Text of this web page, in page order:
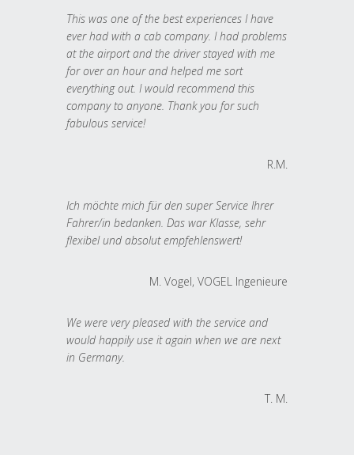
This was one of the best experiences I have
ever had with a cab company. I had problems
at the airport and the driver stayed with me
for over an hour and helped me sort
everything out. I would recommend this
company to anyone. Thank you for such
fabulous service!
R.M.
Ich möchte mich für den super Service Ihrer
Fahrer/in bedanken. Das war Klasse, sehr
flexibel und absolut empfehlenswert!
M. Vogel, VOGEL Ingenieure
We were very pleased with the service and
would happily use it again when we are next
in Germany.
T. M.